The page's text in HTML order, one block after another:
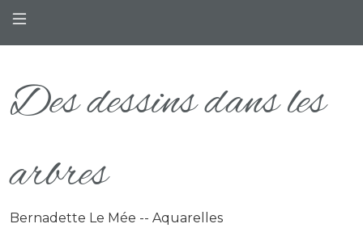
Des dessins dans les
arbres
Bernadette Le Mée -- Aquarelles